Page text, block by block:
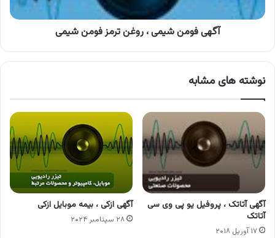
شیمی
آگهی فومن شیمی ، روغن ترمز فومن شیمی
نوشته های مشابه
آگهی آتاتک ، پروفیل یو پی وی سی
آتاتک
۱۷ آوریل ۲۰۱۸
آگهی ازکی ، بیمه موبایل ازکی
۲۸ سپتامبر ۲۰۲۴